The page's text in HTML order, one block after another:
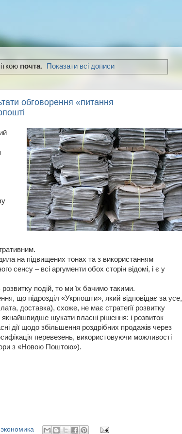
почта. Показати всі дописи
обговорення «питання
на підвищених тонах та з використанням
сенсу – всі аргументи обох сторін відомі, і є у
подій, то ми їх бачимо такими.
що підрозділ «Укрпошти», який відповідає за усе,
доставка), схоже, не має стратегії розвитку
якнайшвидше шукати власні рішення: і розвиток
дії щодо збільшення роздрібних продажів через
перевезень, використовуючи можливості
з «Новою Поштою»).
экономика